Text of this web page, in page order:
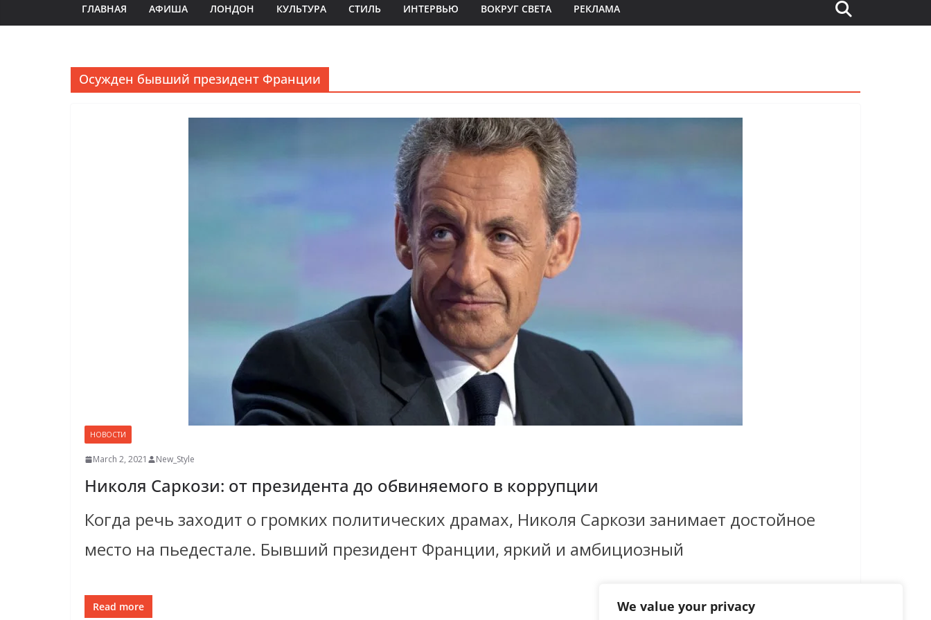
We value your privacy
ГЛАВНАЯ АФИША ЛОНДОН КУЛЬТУРА СТИЛЬ ИНТЕРВЬЮ ВОКРУГ СВЕТА РЕКЛАМА
Осужден бывший президент Франции
НОВОСТИ
March 2, 2021 New_Style
Николя Саркози: от президента до обвиняемого в коррупции
Когда речь заходит о громких политических драмах, Николя Саркози занимает достойное
место на пьедестале. Бывший президент Франции, яркий и амбициозный
Read more